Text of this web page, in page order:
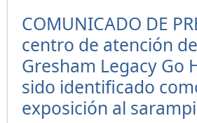
COMUNICADO DE
centro de atención
Gresham Legacy Go
sido identificado
exposición al